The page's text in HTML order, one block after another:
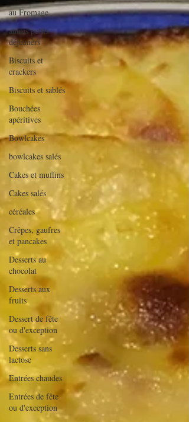
au Fromage
autres petits
déjeuners
Biscuits et
crackers
Biscuits et sablés
Bouchées
apéritives
Bowlcakes
bowlcakes salés
Cakes et muffins
Cakes salés
céréales
Crêpes, gaufres
et pancakes
Desserts au
chocolat
Desserts aux
fruits
Dessert de fête
ou d'exception
Desserts sans
lactose
Entrées chaudes
Entrées de fête
ou d'exception